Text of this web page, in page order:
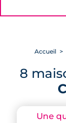
Une
Accueil
8